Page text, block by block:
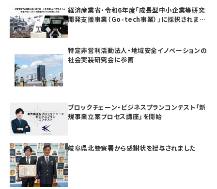
経済産業省・令和6年度「成長型中小企業等研究
開発支援事業（Go-tech事業）」に採択されまし
特定非営利活動法人・地域安全イノベーションの
社会実装研究会に参画
ブロックチェーン・ビジネスプランコンテスト「新
規事業立案プロセス講座」を開始
岐阜県北警察署から感謝状を授与されました